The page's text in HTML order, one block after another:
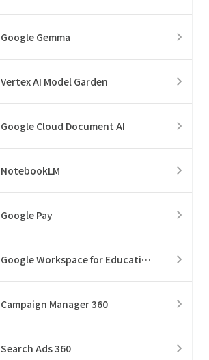
Google Gemma
Vertex AI Model Garden
Google Cloud Document AI
NotebookLM
Google Pay
Google Workspace for Education
Campaign Manager 360
Search Ads 360